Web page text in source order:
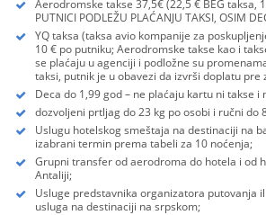
Aerodromske takse 37,5€ (22,5 € BEG taksa,
PUTNICI PODLEŽU PLAĆANJU TAKSI, OSIM
YQ taksa (taksa avio kompanije za
10 € po putniku; Aerodromske takse kao i
se plaćaju u agenciji i podložne su
taksi, putnik je u obavezi da izvrši doplatu pre
Deca do 1,99 god – ne plaćaju kartu ni takse
dozvoljeni prtljag do 23 kg po osobi i ručni do
Uslugu hotelskog smeštaja na destinaciji na
izabrani termin prema tabeli za 10 noćenja;
Grupni transfer od aerodroma do hotela i od
Antaliji;
Usluge predstavnika organizatora putovanja
usluga na destinaciji na srpskom;